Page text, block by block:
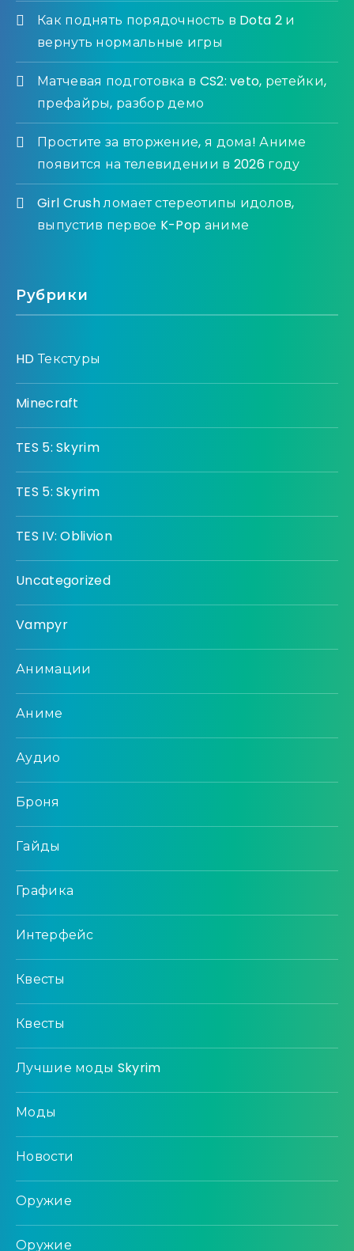
Как поднять порядочность в Dota 2 и
вернуть нормальные игры
Матчевая подготовка в CS2: veto, ретейки,
префайры, разбор демо
Простите за вторжение, я дома! Аниме
появится на телевидении в 2026 году
Girl Crush ломает стереотипы идолов,
выпустив первое K-Pop аниме
Рубрики
HD Текстуры
Minecraft
TES 5: Skyrim
TES 5: Skyrim
TES IV: Oblivion
Uncategorized
Vampyr
Анимации
Аниме
Аудио
Броня
Гайды
Графика
Интерфейс
Квесты
Квесты
Лучшие моды Skyrim
Моды
Новости
Оружие
Оружие